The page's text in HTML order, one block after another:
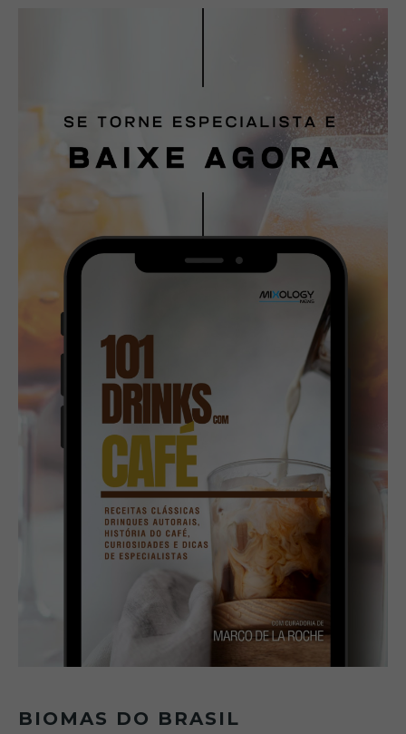
BIOMAS DO BRASIL